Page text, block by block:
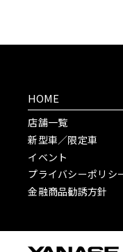
HOME
店舗一覧
新型車／限定車
イベント
プライバシーポリシ
金融商品勧誘方針